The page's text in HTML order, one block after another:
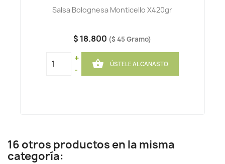
Salsa Bolognesa Monticello X420gr
$ 18.800 ($ 45 Gramo)
+
-
 ÚSTELE AL CANASTO
16 otros productos en la misma
categoría: